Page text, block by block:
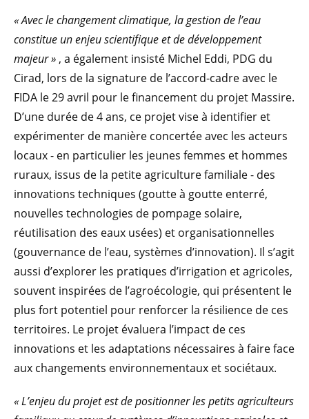
« Avec le changement climatique, la gestion de l’eau
constitue un enjeu scientifique et de développement
majeur» , a également insisté Michel Eddi, PDG du
Cirad, lors de la signature de l’accord-cadre avec le
FIDA le 29 avril pour le financement du projet Massire.
D’une durée de 4 ans, ce projet vise à identifier et
expérimenter de manière concertée avec les acteurs
locaux - en particulier les jeunes femmes et hommes
ruraux, issus de la petite agriculture familiale - des
innovations techniques (goutte à goutte enterré,
nouvelles technologies de pompage solaire,
réutilisation des eaux usées) et organisationnelles
(gouvernance de l’eau, systèmes d’innovation). Il s’agit
aussi d’explorer les pratiques d’irrigation et agricoles,
souvent inspirées de l’agroécologie, qui présentent le
plus fort potentiel pour renforcer la résilience de ces
territoires. Le projet évaluera l’impact de ces
innovations et les adaptations nécessaires à faire face
aux changements environnementaux et sociétaux.
« L’enjeu du projet est de positionner les petits agriculteurs